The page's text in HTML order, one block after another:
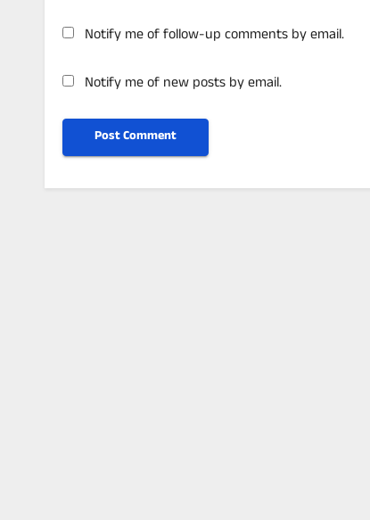
Notify me of follow-up comments by email.
Notify me of new posts by email.